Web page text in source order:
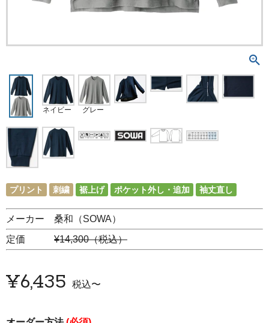
ネイビー グレー
プリント 刺繍 裾上げ ポケット外し・追加 袖丈直し
メーカー 桑和（SOWA）
定価 ¥14,300（税込）
¥6,435 税込〜